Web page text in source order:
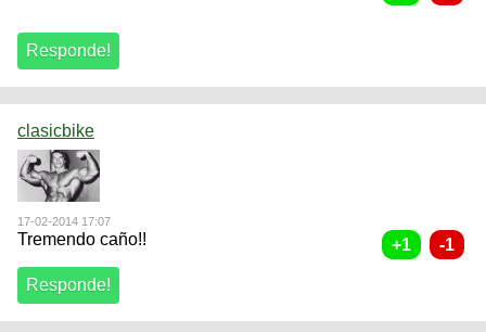
clasicbike
17-02-2014 17:07
Tremendo caño!!